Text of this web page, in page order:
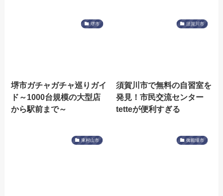
堺市
堺市ガチャガチャ巡りガイ
ド～1000台規模の大型店
から駅前まで～
須賀川市
須賀川市で無料の自習室を
発見！市民交流センター
tetteが便利すぎる
東村山市 御殿場市